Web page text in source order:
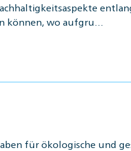
können, wo aufgru…
für ökologische und